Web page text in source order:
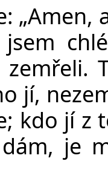
jí,
kdo jí z
je